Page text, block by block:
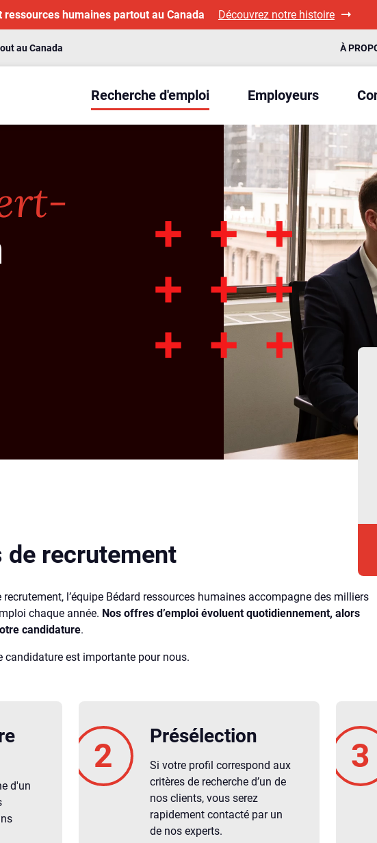
humaines partout au Canada Découvrez notre histoire
au Canada À
Recherche d'emploi Employeurs
de recrutement
l’équipe Bédard ressources humaines accompagne des milliers
chaque année. Nos offres d’emploi évoluent quotidiennement, alors
candidature.
candidature est importante pour nous.
d'un
Présélection
Si votre profil correspond aux
critères de recherche d’un de
nos clients, vous serez
rapidement contacté par un
de nos experts.